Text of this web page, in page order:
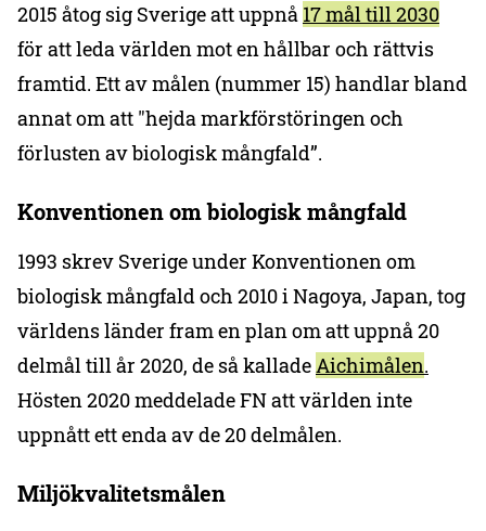
2015 åtog sig Sverige att uppnå 17 mål till 2030
för att leda världen mot en hållbar och rättvis
framtid. Ett av målen (nummer 15) handlar bland
annat om att "hejda markförstöringen och
förlusten av biologisk mångfald”.
Konventionen om biologisk mångfald
1993 skrev Sverige under Konventionen om
biologisk mångfald och 2010 i Nagoya, Japan, tog
världens länder fram en plan om att uppnå 20
delmål till år 2020, de så kalladeAichimålen.
Hösten 2020 meddelade FN att världen inte
uppnått ett enda av de 20 delmålen.
Miljökvalitetsmålen